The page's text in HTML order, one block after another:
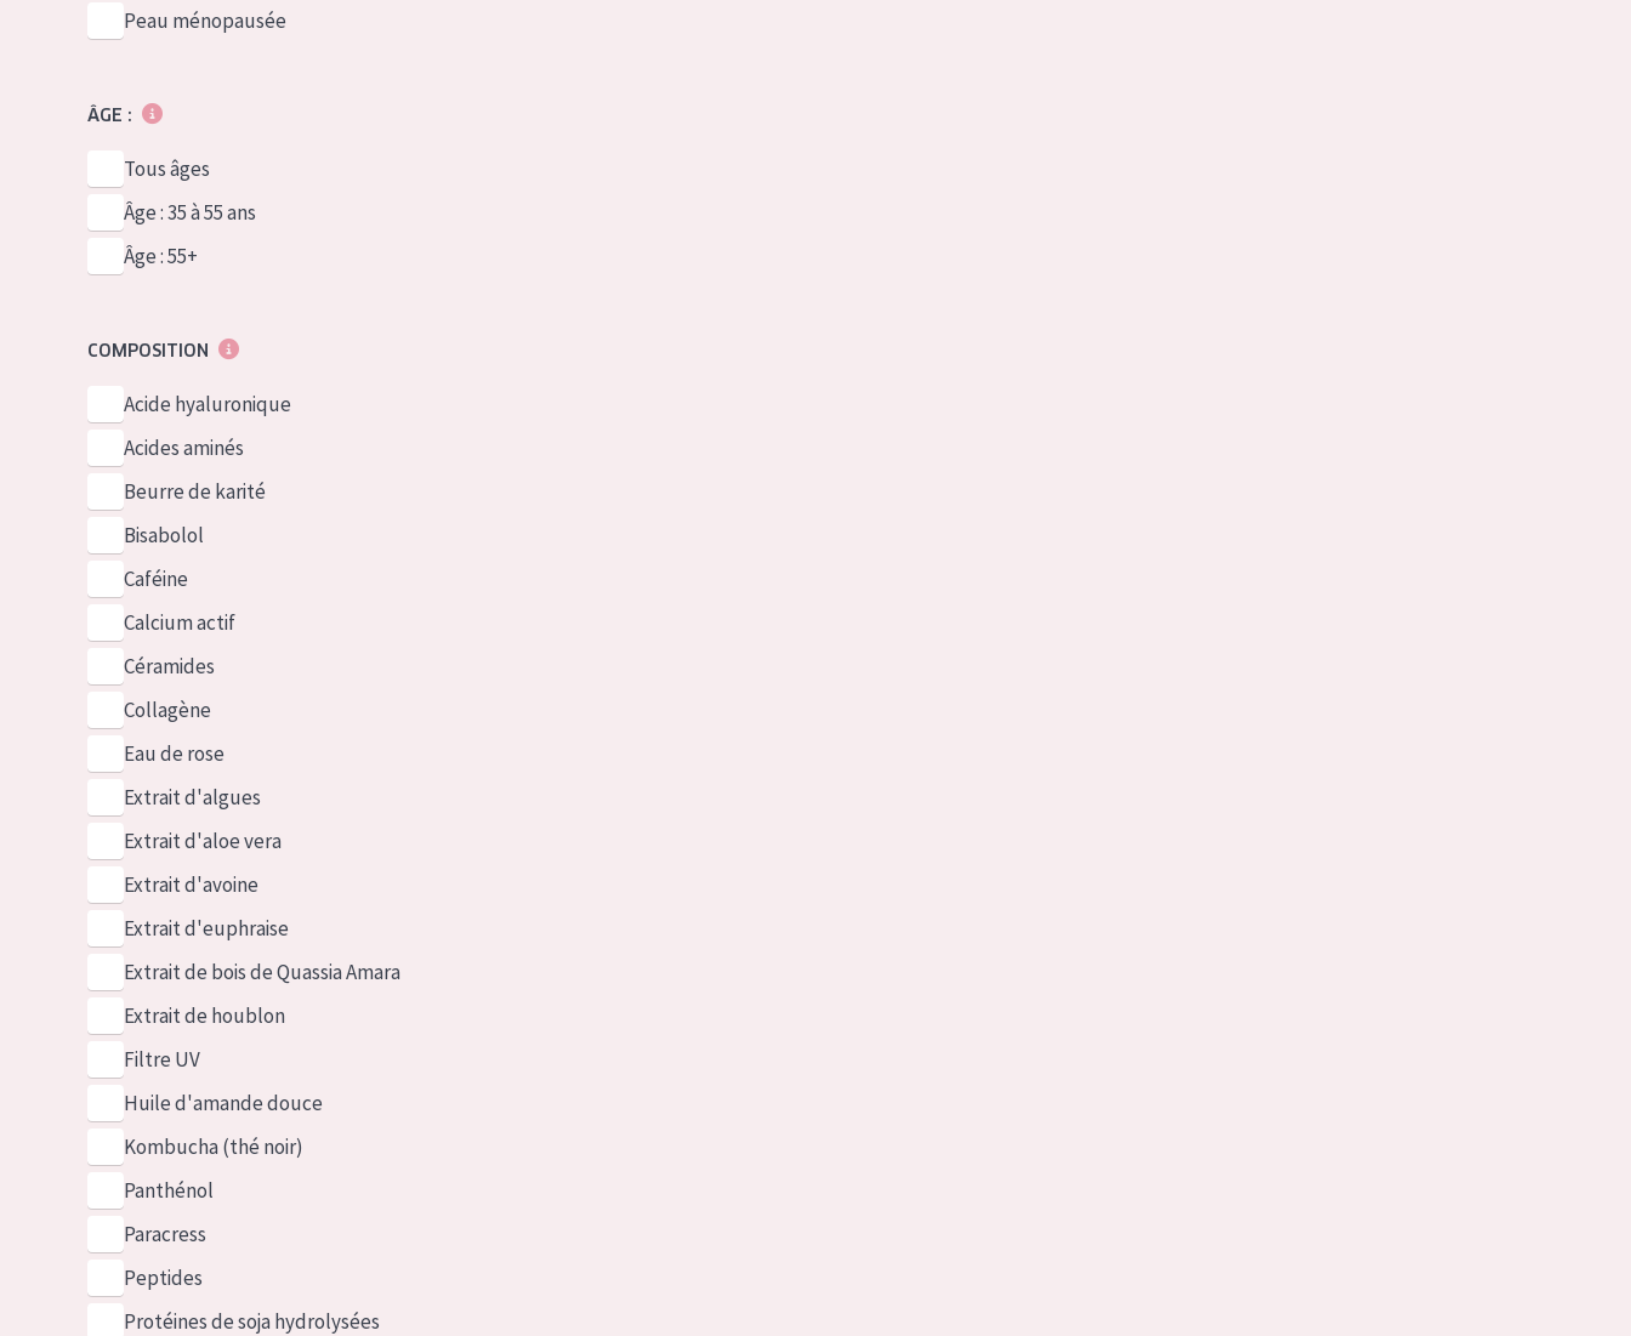
Peau ménopausée
ÂGE :
Tous âges
Âge : 35 à 55 ans
Âge : 55+
COMPOSITION
Acide hyaluronique
Acides aminés
Beurre de karité
Bisabolol
Caféine
Calcium actif
Céramides
Collagène
Eau de rose
Extrait d'algues
Extrait d'aloe vera
Extrait d'avoine
Extrait d'euphraise
Extrait de bois de Quassia Amara
Extrait de houblon
Filtre UV
Huile d'amande douce
Kombucha (thé noir)
Panthénol
Paracress
Peptides
Protéines de soja hydrolysées